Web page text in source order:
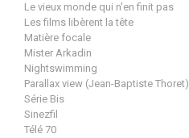
Le vieux monde qui n'en finit pas
Les films libèrent la tête
Matière focale
Mister Arkadin
Nightswimming
Parallax view (Jean-Baptiste Thoret)
Série Bis
Sinezfil
Télé 70